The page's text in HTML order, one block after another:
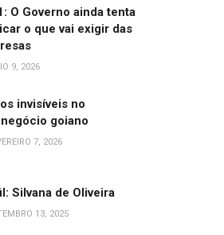
O Governo ainda tenta
o que vai exigir das
9, 2026
invisíveis no
goiano
7, 2026
Silvana de Oliveira
13, 2025